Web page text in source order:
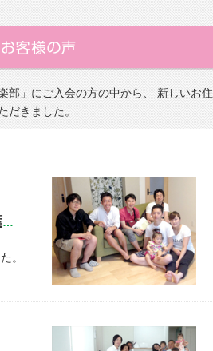
部」にご入会の方の中から、 新しいお住
だきました。
開催しました! 『新築お披露目パーティー』 千葉県船橋市 H様宅
。